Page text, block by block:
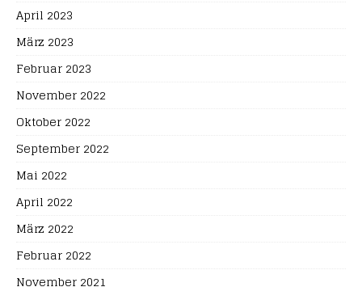
April 2023
März 2023
Februar 2023
November 2022
Oktober 2022
September 2022
Mai 2022
April 2022
März 2022
Februar 2022
November 2021